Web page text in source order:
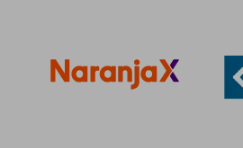
30%
dcto. $ 52.275